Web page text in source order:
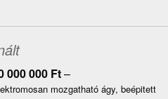
000 000 Ft–
mozgatható ágy, beépitett